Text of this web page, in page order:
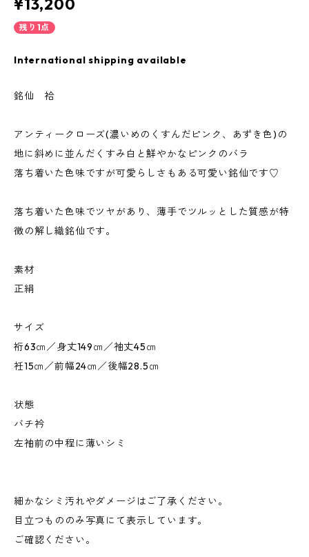
¥13,200
残り1点
International shipping available
銘仙 袷
アンティークローズ(濃いめのくすんだピンク、あずき色)の
地に斜めに並んだくすみ白と鮮やかなピンクのバラ
落ち着いた色味ですが可愛らしさもある可愛い銘仙です♡
落ち着いた色味でツヤがあり、薄手でツルッとした質感が特
徴の解し織銘仙です。
素材
正絹
サイズ
裄63㎝／身丈149㎝／袖丈45㎝
衽15㎝／前幅24㎝／後幅28.5㎝
状態
バチ衿
左袖前の中程に薄いシミ
細かなシミ汚れやダメージはご了承ください。
目立つもののみ写真にて表示しています。
ご確認ください。